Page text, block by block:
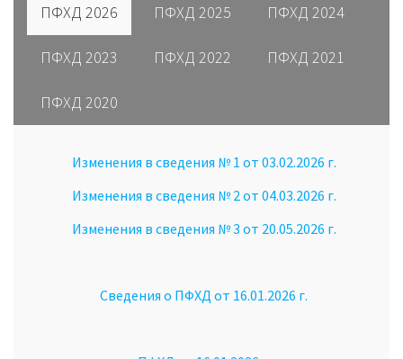
ПФХД 2026 ПФХД 2025 ПФХД 2024
ПФХД 2023 ПФХД 2022 ПФХД 2021
ПФХД 2020
Изменения в сведения № 1 от 03.02.2026 г.
Изменения в сведения № 2 от 04.03.2026 г.
Изменения в сведения № 3 от 20.05.2026 г.
Сведения о ПФХД от 16.01.2026 г.